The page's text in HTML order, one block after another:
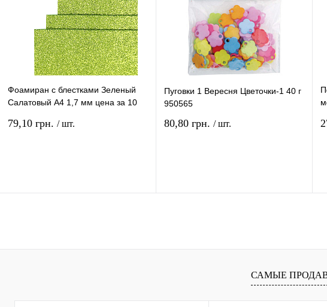
Фоамиран с блестками Зеленый
Салатовый А4 1,7 мм цена за 10
79,10 грн. / шт.
Пуговки 1 Вересня Цветочки-1 40 г
950565
80,80 грн. / шт.
САМЫЕ